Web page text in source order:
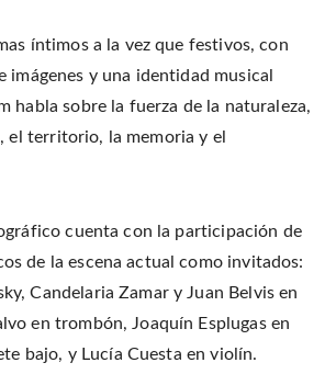
íntimos a la vez que festivos, con
imágenes y una identidad musical
habla sobre la fuerza de la naturaleza,
el territorio, la memoria y el
cuenta con la participación de
de la escena actual como invitados:
Candelaria Zamar y Juan Belvis en
en trombón, Joaquín Esplugas en
bajo, y Lucía Cuesta en violín.